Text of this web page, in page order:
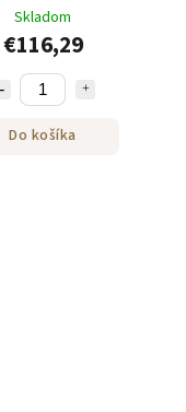
Skladom
€116,29
Do košíka